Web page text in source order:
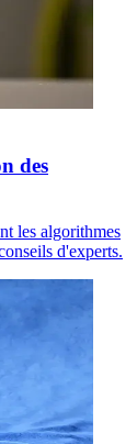
des
les algorithmes
d'experts.